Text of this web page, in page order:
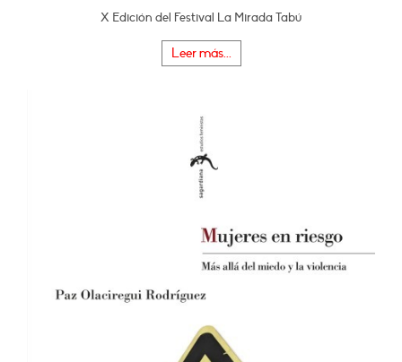
X Edición del Festival La Mirada Tabú
Leer más...